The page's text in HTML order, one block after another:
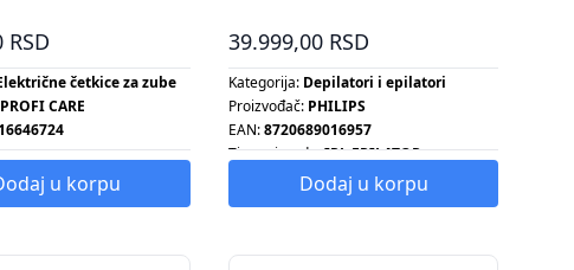
RSD
četkice za zube
PROFI CARE
u korpu
39.999,00 RSD
Kategorija: Depilatori i epilatori
Proizvođač: PHILIPS
EAN:8720689016957
Tip proizvoda:IPL EPILATOR
Dodaj u korpu